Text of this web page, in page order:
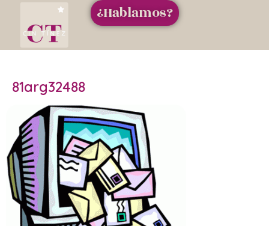
¿Hablamos?
81arg32488